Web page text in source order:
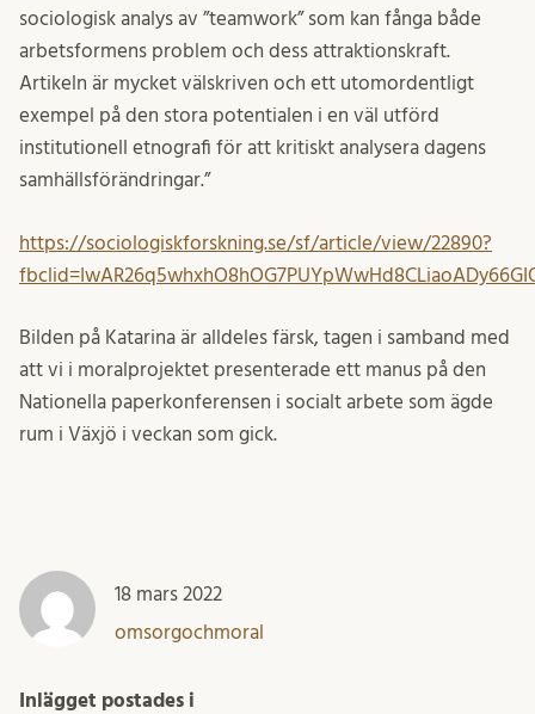
sociologisk analys av ”teamwork” som kan fånga både
arbetsformens problem och dess attraktionskraft.
Artikeln är mycket välskriven och ett utomordentligt
exempel på den stora potentialen i en väl utförd
institutionell etnografi för att kritiskt analysera dagens
samhällsförändringar.”
https://sociologiskforskning.se/sf/article/view/22890?
Bilden på Katarina är alldeles färsk, tagen i samband med
att vi i moralprojektet presenterade ett manus på den
Nationella paperkonferensen i socialt arbete som ägde
rum i Växjö i veckan som gick.
18 mars 2022
omsorgochmoral
Inlägget postades i